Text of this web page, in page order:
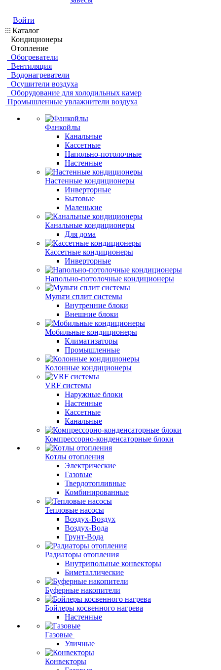
Войти
Каталог
Кондиционеры
Отопление
Обогреватели
Вентиляция
Водонагреватели
Осушители воздуха
Оборудование для холодильных камер
Промышленные увлажнители воздуха
Фанкойлы
Канальные
Кассетные
Напольно-потолочные
Настенные
Настенные кондиционеры
Инверторные
Бытовые
Маленькие
Канальные кондиционеры
Для дома
Кассетные кондиционеры
Инверторные
Напольно-потолочные кондиционеры
Мульти сплит системы
Внутренние блоки
Внешние блоки
Мобильные кондиционеры
Климатизаторы
Промышленные
Колонные кондиционеры
VRF системы
Наружные блоки
Настенные
Кассетные
Канальные
Компрессорно-конденсаторные блоки
Котлы отопления
Электрические
Газовые
Твердотопливные
Комбинированные
Тепловые насосы
Воздух-Воздух
Воздух-Вода
Грунт-Вода
Радиаторы отопления
Внутрипольные конвекторы
Биметаллические
Буферные накопители
Бойлеры косвенного нагрева
Настенные
Газовые
Уличные
Конвекторы